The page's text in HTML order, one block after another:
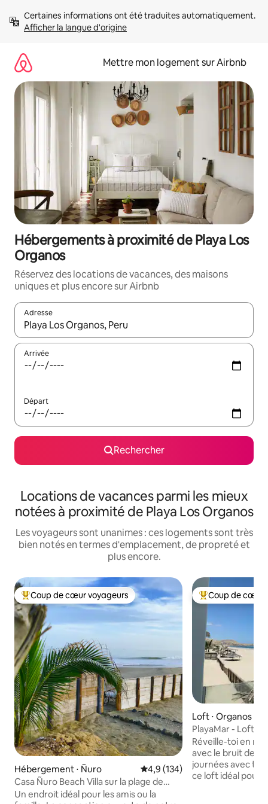
directement
Afficher la langue d'origine
Mettre mon logement sur Airbnb
Hébergements à proximité de Playa Los
Organos
Réservez des locations de vacances, des maisons
uniques et plus encore sur Airbnb
Adresse
Lorsque les résultats s'affichent, utilisez les flèches vers le
Arrivée
Départ
Rechercher
Locations de vacances parmi les mieux
notées à proximité de Playa Los Organos
Les voyageurs sont unanimes : ces logements sont très
bien notés en termes d'emplacement, de propreté et
plus encore.
Coups de cœur voyageurs les plus appréciés
Coup de cœur voyageurs
Hébergement ⋅ Ñuro Évaluation moyenne sur la
4,9 (134)
Casa Ñuro Beach Villa sur la plage de
Ñuro, Pérou
Un endroit idéal pour les amis ou la
Coups de cœur
Coup de cœur
Loft ⋅ Organos
PlayaMar - Loft
Réveille-toi en
avec le bruit des
journées avec
ce loft idéal pour